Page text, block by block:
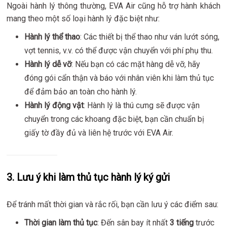
Ngoài hành lý thông thường, EVA Air cũng hỗ trợ hành khách
mang theo một số loại hành lý đặc biệt như:
Hành lý thể thao: Các thiết bị thể thao như ván lướt sóng,
vợt tennis, v.v. có thể được vận chuyển với phí phụ thu.
Hành lý dễ vỡ: Nếu bạn có các mặt hàng dễ vỡ, hãy
đóng gói cẩn thận và báo với nhân viên khi làm thủ tục
để đảm bảo an toàn cho hành lý.
Hành lý động vật: Hành lý là thú cưng sẽ được vận
chuyển trong các khoang đặc biệt, bạn cần chuẩn bị
giấy tờ đầy đủ và liên hệ trước với EVA Air.
3. Lưu ý khi làm thủ tục hành lý ký gửi
Để tránh mất thời gian và rắc rối, bạn cần lưu ý các điểm sau:
Thời gian làm thủ tục: Đến sân bay ít nhất3 tiếng trước